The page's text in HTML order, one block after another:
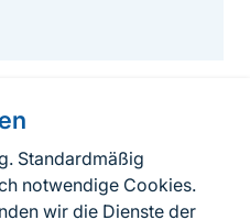
Standardmäßig
notwendige Cookies.
wir die Dienste der
BfN